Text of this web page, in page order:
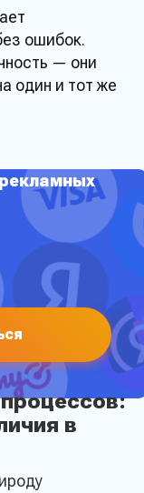
ошибок.
— они
один и тот же
в